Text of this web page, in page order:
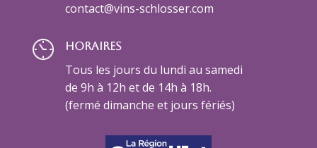
contact@vins-schlosser.com
Horaires
Tous les jours du lundi au samedi
de 9h à 12h et de 14h à 18h.
(fermé dimanche et jours fériés)